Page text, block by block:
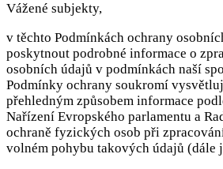
Vážené subjekty,
v těchto Podmínkách ochrany
poskytnout podrobné informace o
osobních údajů v podmínkách naší
Podmínky ochrany soukromí
přehledným způsobem informace
Nařízení Evropského parlamentu a
ochraně fyzických osob při
volném pohybu takových údajů (dále